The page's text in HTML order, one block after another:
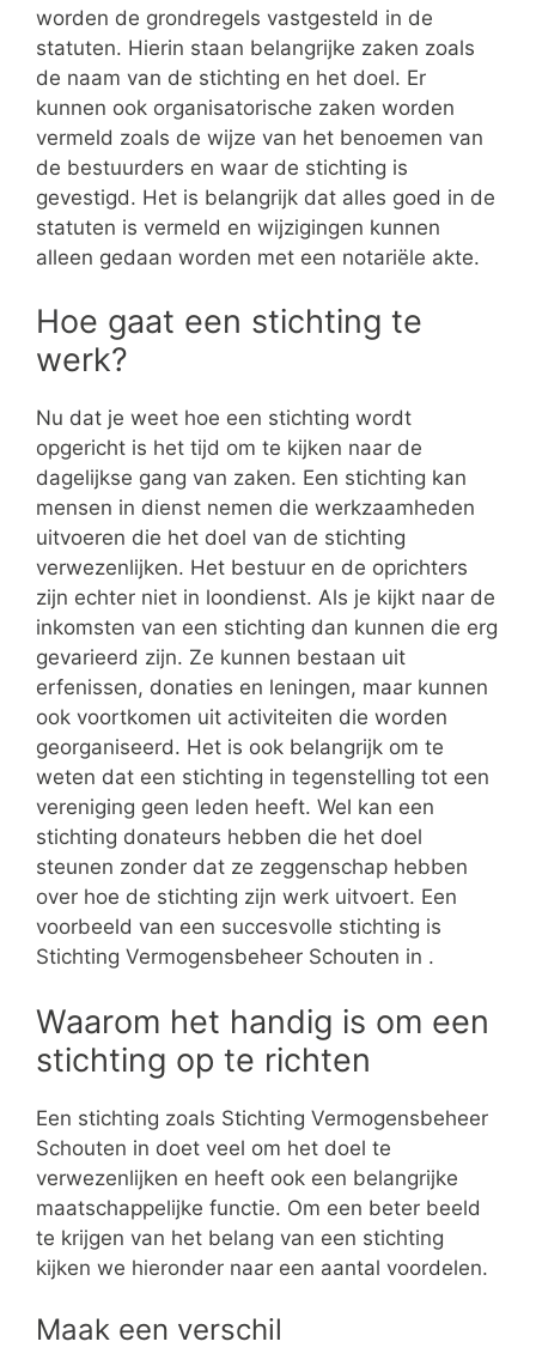
worden de grondregels vastgesteld in de
statuten. Hierin staan belangrijke zaken zoals
de naam van de stichting en het doel. Er
kunnen ook organisatorische zaken worden
vermeld zoals de wijze van het benoemen van
de bestuurders en waar de stichting is
gevestigd. Het is belangrijk dat alles goed in de
statuten is vermeld en wijzigingen kunnen
alleen gedaan worden met een notariële akte.
Hoe gaat een stichting te
werk?
Nu dat je weet hoe een stichting wordt
opgericht is het tijd om te kijken naar de
dagelijkse gang van zaken. Een stichting kan
mensen in dienst nemen die werkzaamheden
uitvoeren die het doel van de stichting
verwezenlijken. Het bestuur en de oprichters
zijn echter niet in loondienst. Als je kijkt naar de
inkomsten van een stichting dan kunnen die erg
gevarieerd zijn. Ze kunnen bestaan uit
erfenissen, donaties en leningen, maar kunnen
ook voortkomen uit activiteiten die worden
georganiseerd. Het is ook belangrijk om te
weten dat een stichting in tegenstelling tot een
vereniging geen leden heeft. Wel kan een
stichting donateurs hebben die het doel
steunen zonder dat ze zeggenschap hebben
over hoe de stichting zijn werk uitvoert. Een
voorbeeld van een succesvolle stichting is
Stichting Vermogensbeheer Schouten in .
Waarom het handig is om een
stichting op te richten
Een stichting zoals Stichting Vermogensbeheer
Schouten in doet veel om het doel te
verwezenlijken en heeft ook een belangrijke
maatschappelijke functie. Om een beter beeld
te krijgen van het belang van een stichting
kijken we hieronder naar een aantal voordelen.
Maak een verschil